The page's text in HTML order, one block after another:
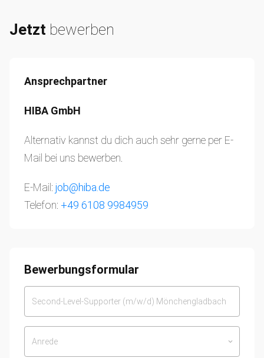
Jetzt bewerben
Ansprechpartner
HIBA GmbH
Alternativ kannst du dich auch sehr gerne per E-
Mail bei uns bewerben.
E-Mail: job@hiba.de
Telefon: +49 6108 9984959
Bewerbungsformular
Anrede keyboard_arrow_down